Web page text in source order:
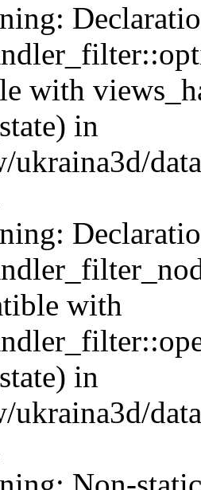
with
in
ukraina3d/
with
in